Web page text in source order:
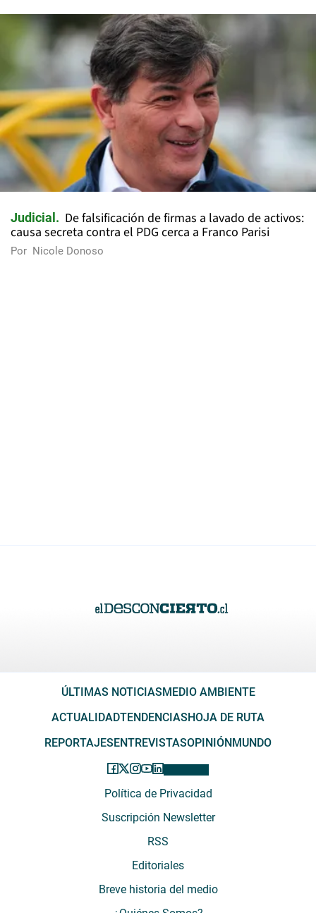
Judicial
De falsificación de firmas a lavado de activos:
causa secreta contra el PDG cerca a Franco Parisi
Por Nicole Donoso
ÚLTIMAS NOTICIAS MEDIO AMBIENTE
ACTUALIDADTENDENCIAS HOJA DE RUTA
REPORTAJES ENTREVISTASOPINIÓN MUNDO
Política de Privacidad
Suscripción Newsletter
RSS
Editoriales
Breve historia del medio